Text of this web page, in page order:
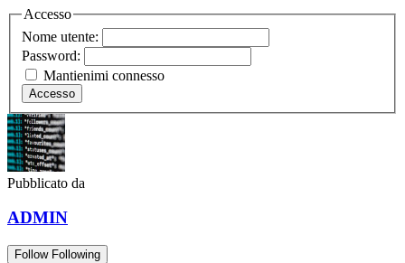
Accesso
Nome utente:
Password:
Mantienimi connesso
Accesso
Pubblicato da
ADMIN
Follow Following